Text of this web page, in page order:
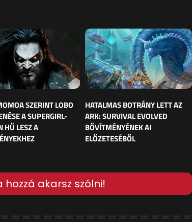
SZERINT LOBO
A SUPERGIRL-
HŰ LESZ A
HATALMAS BOTRÁNY LETT AZ
ARK: SURVIVAL EVOLVED
BŐVÍTMÉNYÉNEK AI
ELŐZETESÉBŐL
hozzá akarsz szólni!